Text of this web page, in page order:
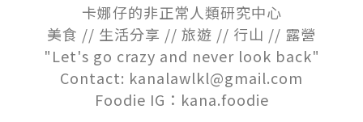
卡娜仔的非正常人類研究中心
美食 // 生活分享 // 旅遊 // 行山 // 露營
"Let's go crazy and never look back"
Contact: kanalawlkl@gmail.com
Foodie IG：kana.foodie